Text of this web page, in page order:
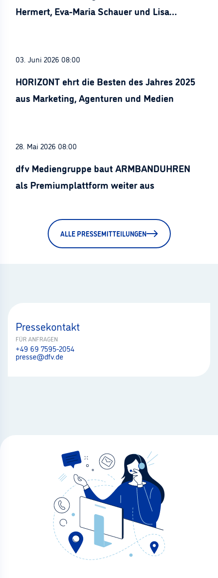
Hermert, Eva-Maria Schauer und Lisa
03. Juni 2026 08:00
HORIZONT ehrt die Besten des Jahres 2025
aus Marketing, Agenturen und Medien
28. Mai 2026 08:00
dfv Mediengruppe baut ARMBANDUHREN
als Premiumplattform weiter aus
ALLE PRESSEMITTEILUNGEN
Pressekontakt
FÜR ANFRAGEN
+49 69 7595-2054
presse@dfv.de